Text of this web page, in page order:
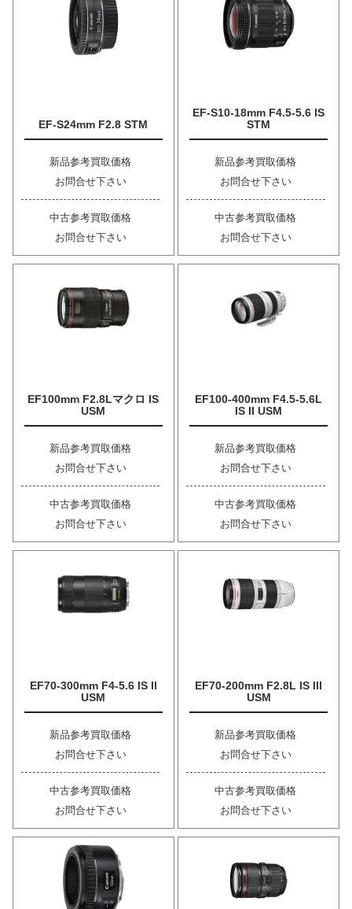
EF-S24mm F2.8 STM
新品参考買取価格
お問合せ下さい
中古参考買取価格
お問合せ下さい
EF-S10-18mm F4.5-5.6 IS
STM
新品参考買取価格
お問合せ下さい
中古参考買取価格
お問合せ下さい
EF100mm F2.8Lマクロ IS
USM
新品参考買取価格
お問合せ下さい
中古参考買取価格
お問合せ下さい
EF100-400mm F4.5-5.6L
IS II USM
新品参考買取価格
お問合せ下さい
中古参考買取価格
お問合せ下さい
EF70-300mm F4-5.6 IS II
USM
新品参考買取価格
お問合せ下さい
中古参考買取価格
お問合せ下さい
EF70-200mm F2.8L IS III
USM
新品参考買取価格
お問合せ下さい
中古参考買取価格
お問合せ下さい